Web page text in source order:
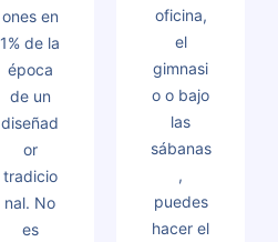
ones en
1% de la
época
de un
diseñad
or
tradicio
nal. No
es
oficina,
el
gimnasi
o o bajo
las
sábanas
,
puedes
hacer el